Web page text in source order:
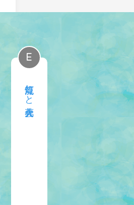
灯籠流しと花火大会